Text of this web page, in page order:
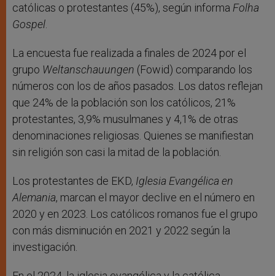
católicas o protestantes (45%), según informa Folha
Gospel
La encuesta fue realizada a finales de 2024 por el
grupo Weltanschauungen (Fowid) comparando los
números con los de años pasados. Los datos reflejan
que 24% de la población son los católicos, 21%
protestantes, 3,9% musulmanes y 4,1% de otras
denominaciones religiosas. Quienes se manifiestan
sin religión son casi la mitad de la población.
Los protestantes de EKD, Iglesia Evangélica en
Alemania, marcan el mayor declive en el número en
2020 y en 2023. Los católicos romanos fue el grupo
con más disminución en 2021 y 2022 según la
investigación.